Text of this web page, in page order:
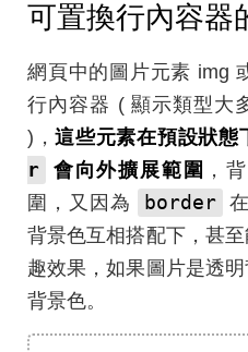
可置換行內容器
網頁中的圖片元素 img
行內容器 ( 顯示類型大
)，這些元素在預設狀態
r
會向外擴展範圍 ，
圍，又因為
border 在
背景色互相搭配下，甚
趣效果，如果圖片是透
背景色。